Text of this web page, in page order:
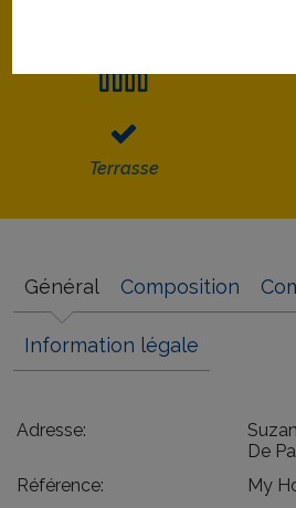
Terrasse
Général Composition
Information légale
Adresse:
De
Référence:
My